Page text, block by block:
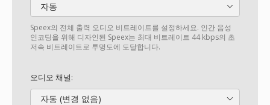
자동
Speex의 전체 출력 오디오 비트레이트를 설정하세요. 인간 음성
인코딩을 위해 디자인된 Speex는 최대 비트레이트 44 kbps의 초
저속 비트레이트로 투명도에 도달합니다.
오디오 채널:
자동 (변경 없음)